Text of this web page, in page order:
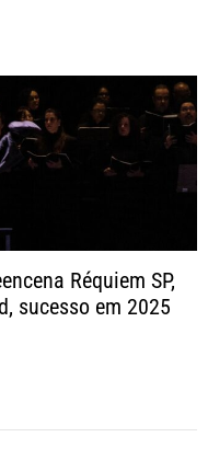
Réquiem SP,
sucesso em 2025